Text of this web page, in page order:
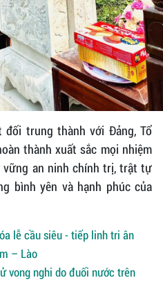
trung thành với Đảng, Tổ
thành xuất sắc mọi nhiệm
vững an ninh chính trị, trật tự
bình yên và hạnh phúc của
lễ cầu siêu - tiếp linh tri ân
– Lào
vong nghi do đuối nước trên